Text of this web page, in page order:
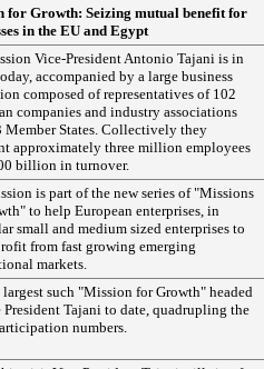
for Growth: Seizing mutual benefit for
in the EU and Egypt
Vice-President Antonio Tajani is in
accompanied by a large business
composed of representatives of 102
companies and industry associations
Member States. Collectively they
approximately three million employees
billion in turnover.
is part of the new series of "Missions
to help European enterprises, in
small and medium sized enterprises to
from fast growing emerging
markets.
such "Mission for Growth" headed
President Tajani to date, quadrupling the
numbers.